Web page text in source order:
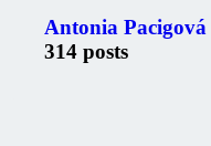
Antonia Pacigová
314 posts